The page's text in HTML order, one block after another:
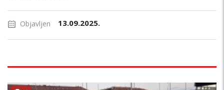
Objavljen 13.09.2025.